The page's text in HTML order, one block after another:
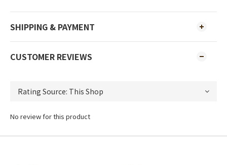
SHIPPING & PAYMENT
CUSTOMER REVIEWS
No review for this product